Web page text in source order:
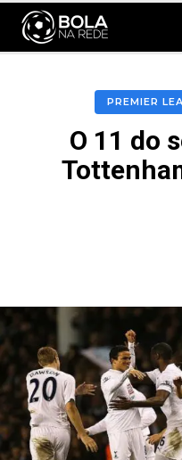
PREMIER
O 11 do